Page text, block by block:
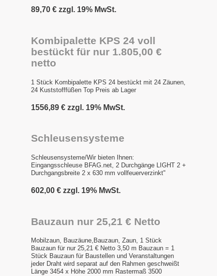
89,70 € zzgl. 19% MwSt.
Kombipalette KPS 24 voll
bestückt für nur 1.805,00 €
netto
1 Stück Kombipalette KPS 24 bestückt mit 24 Zäunen,
24 Kuststofffüßen Top Preis ab Lager
1556,89 € zzgl. 19% MwSt.
Schleusensysteme
Schleusensysteme/Wir bieten Ihnen:
Eingangsschleuse BFAG.net, 2 Durchgänge LIGHT 2 +
Durchgangsbreite 2 x 630 mm vollfeuerverzinkt"
602,00 € zzgl. 19% MwSt.
Bauzaun nur 25,21 € Netto
Mobilzaun, Bauzäune,Bauzaun, Zaun, 1 Stück
Bauzaun für nur 25,21 € Netto 3,50 m Bauzaun = 1
Stück Bauzaun für Baustellen und Veranstaltungen
jeder Draht wird separat auf den Rahmen geschweißt
Länge 3454 x Höhe 2000 mm Rastermaß 3500